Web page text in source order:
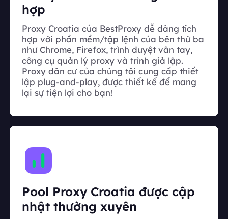
hợp
Proxy Croatia của BestProxy dễ dàng tích
hợp với phần mềm/tập lệnh của bên thứ ba
như Chrome, Firefox, trình duyệt vân tay,
công cụ quản lý proxy và trình giả lập.
Proxy dân cư của chúng tôi cung cấp thiết
lập plug-and-play, được thiết kế để mang
lại sự tiện lợi cho bạn!
Pool Proxy Croatia được cập
nhật thường xuyên